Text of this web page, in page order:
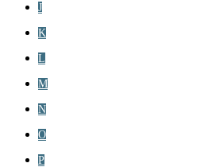
J
K
L
M
N
O
P